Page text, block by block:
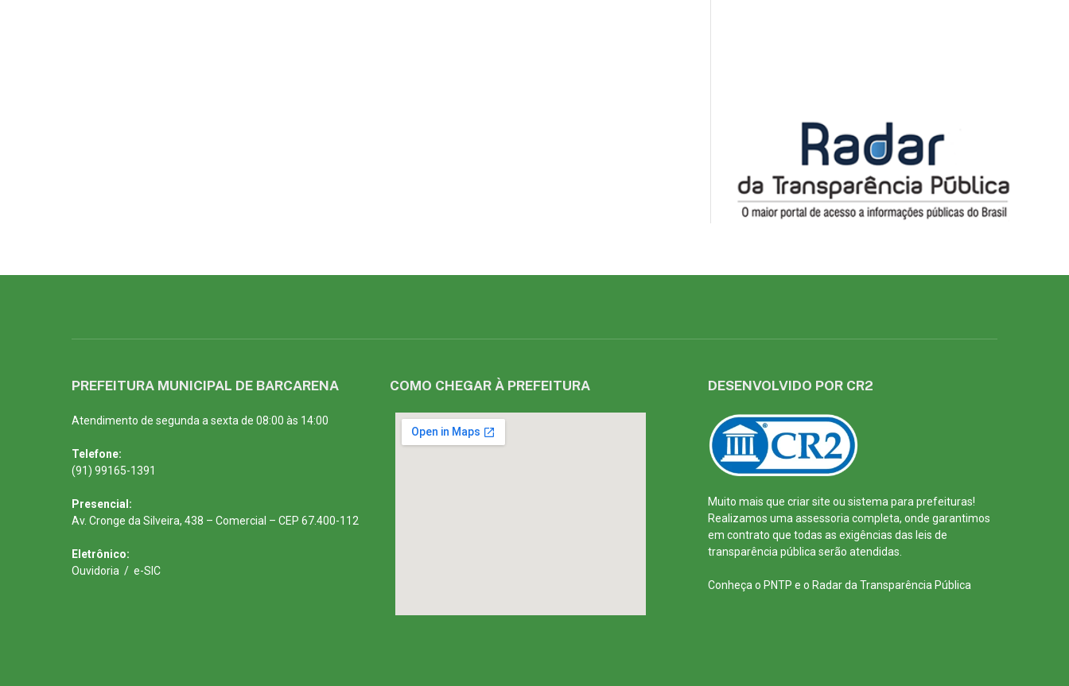
PREFEITURA MUNICIPAL DE BARCARENA
Atendimento de segunda a sexta de 08:00 às 14:00
Telefone:
(91) 99165-1391
Presencial:
Av. Cronge da Silveira, 438 – Comercial – CEP 67.400-112
Eletrônico:
Ouvidoria / e-SIC
COMO CHEGAR À PREFEITURA DESENVOLVIDO POR CR2
Muito mais que criar site ou sistema para prefeituras!
Realizamos uma assessoria completa, onde garantimos
em contrato que todas as exigências das leis de
transparência pública serão atendidas.
Conheça o PNTP e o Radar da Transparência Pública